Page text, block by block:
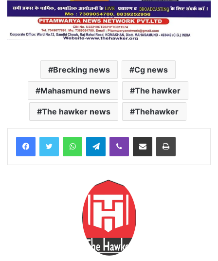
Brecking news Cg news
Mahasmund news The hawker
The hawker news Thehawker
FacebookTwitterWhatsAppTelegramViber Share via Email Print